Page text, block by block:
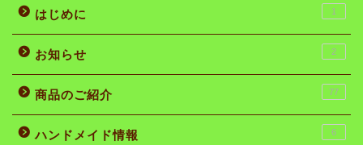
はじめに 1
お知らせ 2
商品のご紹介 77
ハンドメイド情報 6